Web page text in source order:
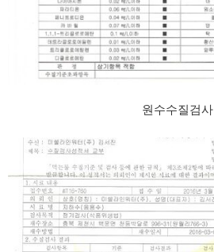
원수수질검사